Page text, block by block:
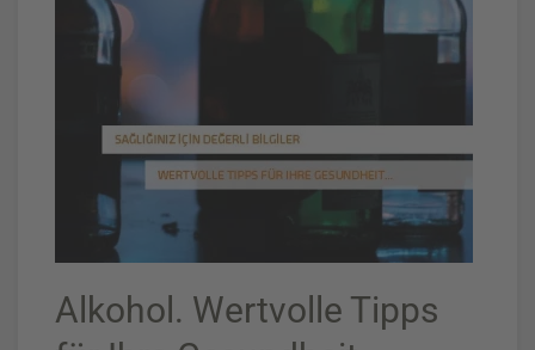
Alkohol. Wertvolle Tipps